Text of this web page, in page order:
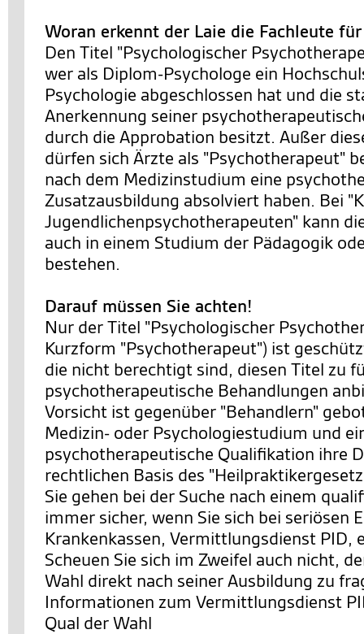
Woran erkennt der Laie die Fachleute
Den Titel "Psychologischer
wer als Diplom-Psychologe ein
Psychologie abgeschlossen hat und die
Anerkennung seiner
durch die Approbation besitzt. Außer
dürfen sich Ärzte als "Psychotherapeut"
nach dem Medizinstudium eine
Zusatzausbildung absolviert haben. Bei
Jugendlichenpsychotherapeuten" kann
auch in einem Studium der Pädagogik
bestehen.
Darauf müssen Sie achten!
Nur der Titel "Psychologischer
Kurzform "Psychotherapeut") ist
die nicht berechtigt sind, diesen Titel zu
psychotherapeutische Behandlungen
Vorsicht ist gegenüber "Behandlern"
Medizin- oder Psychologiestudium und
psychotherapeutische Qualifikation ihre
rechtlichen Basis des
Sie gehen bei der Suche nach einem
immer sicher, wenn Sie sich bei seriösen
Krankenkassen, Vermittlungsdienst PID,
Scheuen Sie sich im Zweifel auch nicht,
Wahl direkt nach seiner Ausbildung zu
Informationen zum Vermittlungsdienst
Qual der Wahl